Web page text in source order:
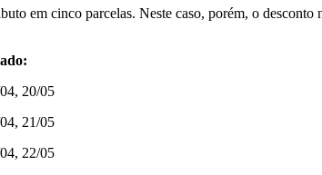
em cinco parcelas. Neste caso, porém, o
20/05
21/05
22/05